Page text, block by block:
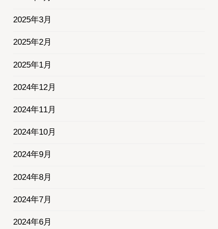
2025年3月
2025年2月
2025年1月
2024年12月
2024年11月
2024年10月
2024年9月
2024年8月
2024年7月
2024年6月